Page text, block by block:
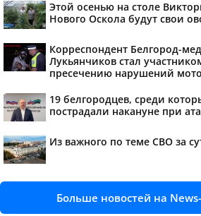
Этой осенью на столе
Нового Оскола будут свои
Корреспондент Белгород-
Лукьянчиков стал
пресечению нарушений
19 белгородцев, среди
пострадали накануне при
Из важного по теме СВО за
Больше новостей на